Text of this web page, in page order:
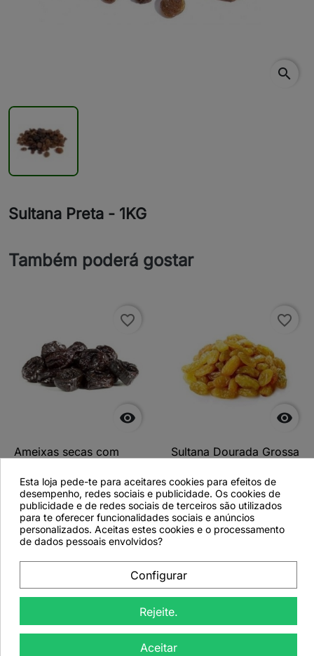
search
Sultana Preta - 1KG
Também poderá gostar

favorite_border
Ameixas secas com
Ver detalhes

favorite_border
Sultana Dourada Grossa
Ver detalhes
favorite_border
Esta loja pede-te para aceitares cookies para efeitos de
desempenho, redes sociais e publicidade. Os cookies de
publicidade e de redes sociais de terceiros são utilizados
para te oferecer funcionalidades sociais e anúncios
personalizados. Aceitas estes cookies e o processamento
de dados pessoais envolvidos?
Configurar
Rejeite.
Aceitar